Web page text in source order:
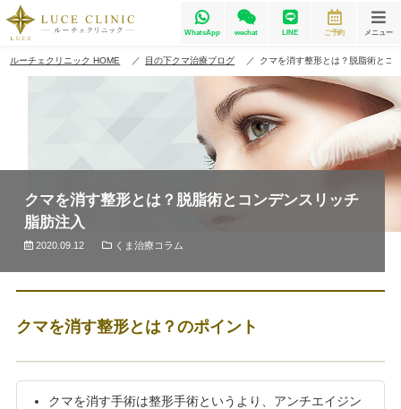
メニュー
ご予約
LINE
wechat
WhatsApp
ルーチェクリニック HOME 目の下クマ治療ブログ クマを消す整形とは？脱脂術とコ
クマを消す整形とは？脱脂術とコンデンスリッチ
脂肪注入
2020.09.12 くま治療コラム
クマを消す整形とは？のポイント
クマを消す手術は整形手術というより、アンチエイジン